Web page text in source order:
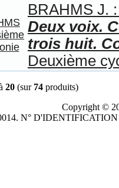
BRAHMS J.
Deux voix.
trois huit.
Deuxième
20 (sur 74 produits)
Copyright ©
N°